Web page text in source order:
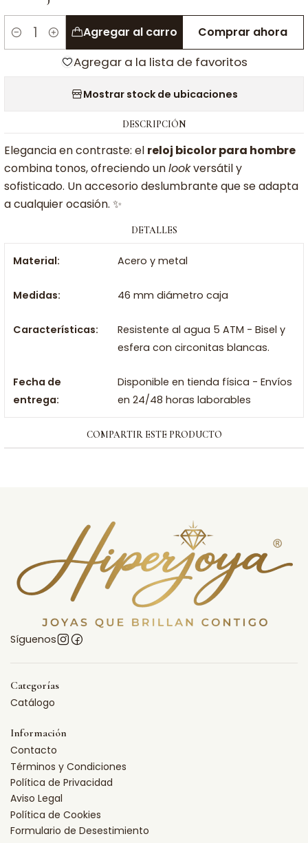
Cantidad
Agregar al carro Comprar ahora
Agregar a la lista de favoritos
Mostrar stock de ubicaciones
DESCRIPCIÓN
Elegancia en contraste: el reloj bicolor para hombre
combina tonos, ofreciendo unlookversátil y
sofisticado. Un accesorio deslumbrante que se adapta
a cualquier ocasión. ✨
DETALLES
Material: Acero y metal
Medidas: 46 mm diámetro caja
Características:
Resistente al agua 5 ATM - Bisel y
esfera con circonitas blancas.
Fecha de
entrega:
Disponible en tienda física - Envíos
en 24/48 horas laborables
COMPARTIR ESTE PRODUCTO
Síguenos
Categorías
Catálogo
Información
Contacto
Términos y Condiciones
Política de Privacidad
Aviso Legal
Política de Cookies
Formulario de Desestimiento